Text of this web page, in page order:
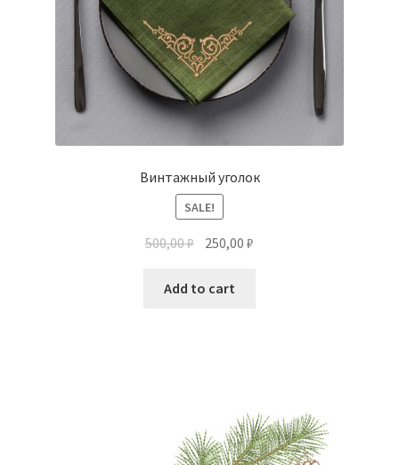
Винтажный уголок
SALE!
500,00₽ 250,00₽
Add to cart